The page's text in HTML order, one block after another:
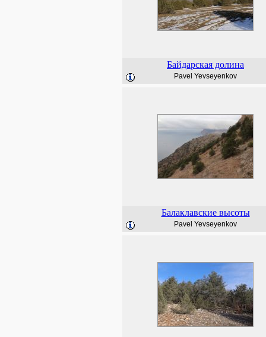
Байдарская долина
Pavel Yevseyenkov
Балаклавские высоты
Pavel Yevseyenkov